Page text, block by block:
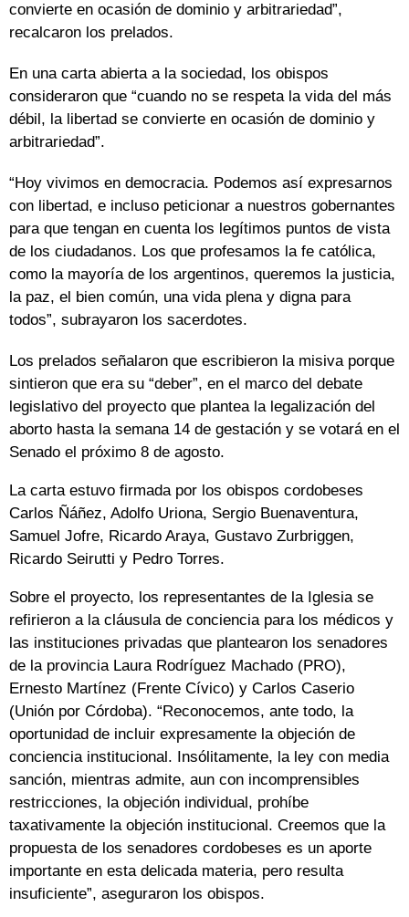
convierte en ocasión de dominio y arbitrariedad”,
recalcaron los prelados.
En una carta abierta a la sociedad, los obispos
consideraron que “cuando no se respeta la vida del más
débil, la libertad se convierte en ocasión de dominio y
arbitrariedad”.
“Hoy vivimos en democracia. Podemos así expresarnos
con libertad, e incluso peticionar a nuestros gobernantes
para que tengan en cuenta los legítimos puntos de vista
de los ciudadanos. Los que profesamos la fe católica,
como la mayoría de los argentinos, queremos la justicia,
la paz, el bien común, una vida plena y digna para
todos”, subrayaron los sacerdotes.
Los prelados señalaron que escribieron la misiva porque
sintieron que era su “deber”, en el marco del debate
legislativo del proyecto que plantea la legalización del
aborto hasta la semana 14 de gestación y se votará en el
Senado el próximo 8 de agosto.
La carta estuvo firmada por los obispos cordobeses
Carlos Ñáñez, Adolfo Uriona, Sergio Buenaventura,
Samuel Jofre, Ricardo Araya, Gustavo Zurbriggen,
Ricardo Seirutti y Pedro Torres.
Sobre el proyecto, los representantes de la Iglesia se
refirieron a la cláusula de conciencia para los médicos y
las instituciones privadas que plantearon los senadores
de la provincia Laura Rodríguez Machado (PRO),
Ernesto Martínez (Frente Cívico) y Carlos Caserio
(Unión por Córdoba). “Reconocemos, ante todo, la
oportunidad de incluir expresamente la objeción de
conciencia institucional. Insólitamente, la ley con media
sanción, mientras admite, aun con incomprensibles
restricciones, la objeción individual, prohíbe
taxativamente la objeción institucional. Creemos que la
propuesta de los senadores cordobeses es un aporte
importante en esta delicada materia, pero resulta
insuficiente”, aseguraron los obispos.